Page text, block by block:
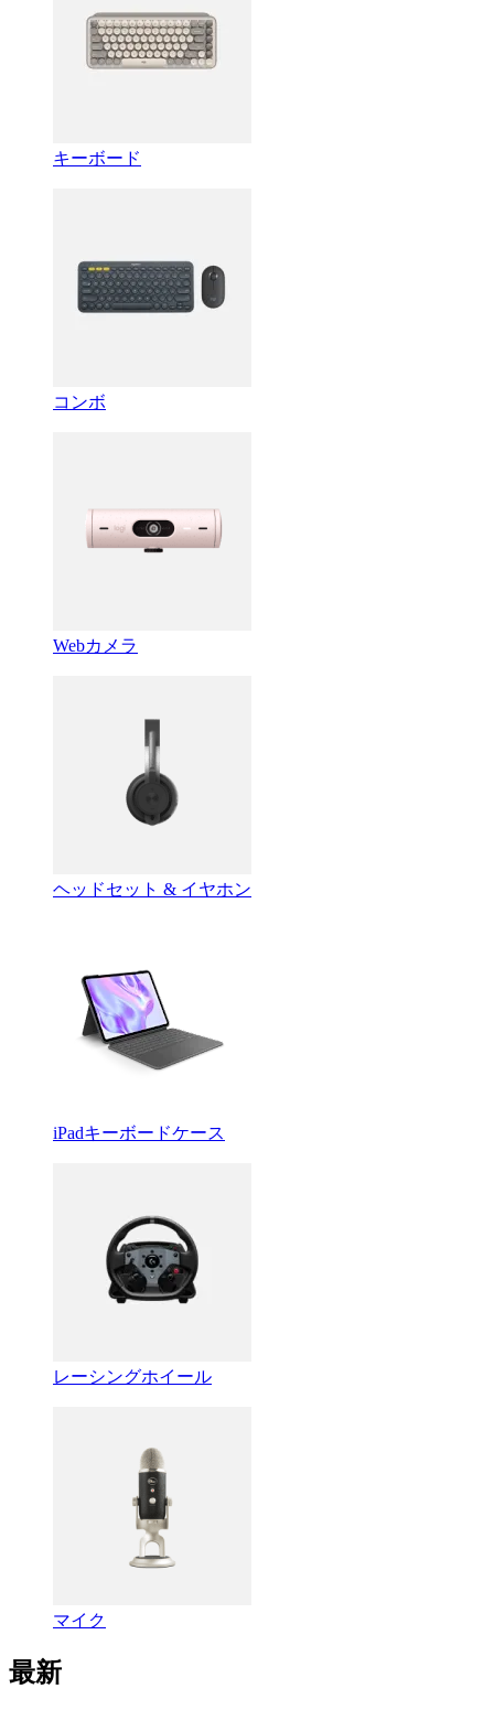
キーボード
コンボ
Webカメラ
ヘッドセット & イヤホン
iPadキーボードケース
レーシングホイール
マイク
最新